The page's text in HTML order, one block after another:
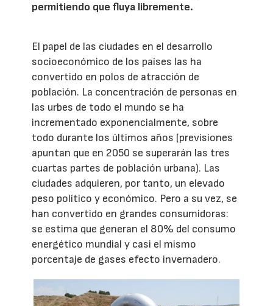
permitiendo que fluya libremente.
El papel de las ciudades en el desarrollo
socioeconómico de los países las ha
convertido en polos de atracción de
población. La concentración de personas en
las urbes de todo el mundo se ha
incrementado exponencialmente, sobre
todo durante los últimos años (previsiones
apuntan que en 2050 se superarán las tres
cuartas partes de población urbana). Las
ciudades adquieren, por tanto, un elevado
peso político y económico. Pero a su vez, se
han convertido en grandes consumidoras:
se estima que generan el 80% del consumo
energético mundial y casi el mismo
porcentaje de gases efecto invernadero.